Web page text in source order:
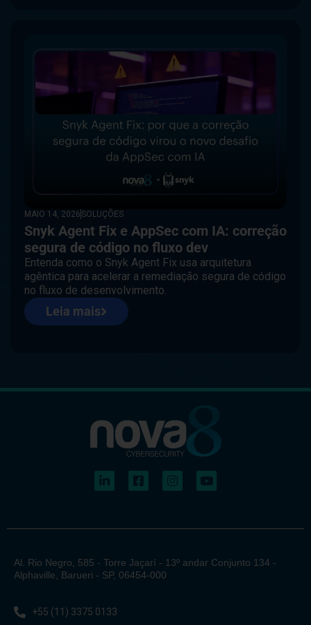
MAIO 14, 2026 SOLUÇÕES
Snyk Agent Fix e AppSec com IA: correção
segura de código no fluxo dev
Entenda como o Snyk Agent Fix usa arquitetura
agêntica para acelerar a remediação segura de código
no fluxo de desenvolvimento.
Leia mais
Al. Rio Negro, 585 - Torre Jaçarí - 13º andar Conjunto 134 -
Alphaville, Barueri - SP, 06454-000
+55 (11) 3375 0133